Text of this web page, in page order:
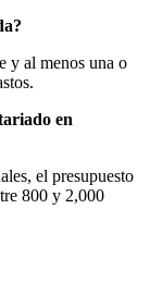
y al menos una o
en
el presupuesto
800 y 2,000